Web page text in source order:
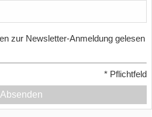
zur Newsletter-Anmeldung gelesen
* Pflichtfeld
Absenden